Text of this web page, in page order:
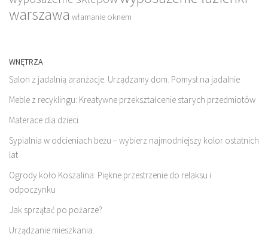
warszawa włamanie oknem
WNĘTRZA
Salon z jadalnią aranżacje. Urządzamy dom. Pomysł na jadalnie
Meble z recyklingu: Kreatywne przekształcenie starych przedmiotów
Materace dla dzieci
Sypialnia w odcieniach beżu – wybierz najmodniejszy kolor ostatnich
lat
Ogrody koło Koszalina: Piękne przestrzenie do relaksu i
odpoczynku
Jak sprzątać po pożarze?
Urządzanie mieszkania.